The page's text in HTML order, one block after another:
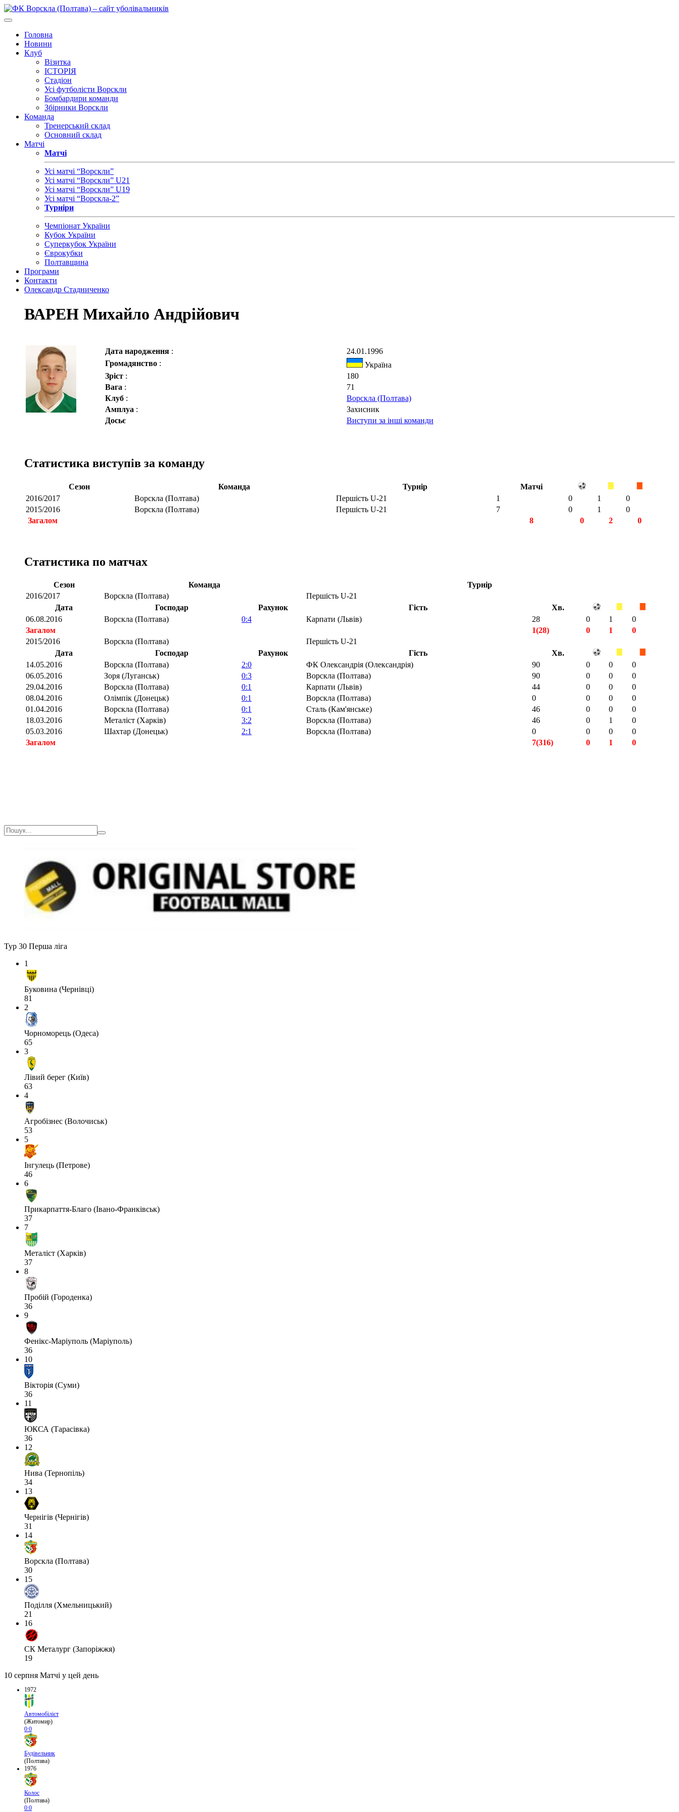
Головна
Новини
Клуб
Візитка
ІСТОРІЯ
Стадіон
Усі футболісти Ворскли
Бомбардири команди
Збірники Ворскли
Команда
Тренерський склад
Основний склад
Матчі
Матчі
Усі матчі “Ворскли”
Усі матчі “Ворскли” U21
Усі матчі “Ворскли” U19
Усі матчі “Ворскла-2”
Турніри
Чемпіонат України
Кубок України
Суперкубок України
Єврокубки
Полтавщина
Програми
Контакти
Олександр Стадниченко
ВАРЕН Михайло Андрійович
Дата народження :
24.01.1996
Громадянство :
Україна
Зріст :
180
Вага :
71
Клуб :
Ворскла (Полтава)
Амплуа :
Захисник
Досьє
Виступи за інші команди
Статистика виступів за команду
Сезон Команда Турнір
Матчі
2016/2017
Ворскла (Полтава) Першість U-21 1 0 1
0
2015/2016
Ворскла (Полтава) Першість U-21 7 0 1
0
Загалом
8 0 2 0
Статистика по матчах
Сезон Команда
Турнір
2016/2017
Ворскла (Полтава)
Першість U-21
Дата
Господар Рахунок Гість
Хв.
06.08.2016
Ворскла (Полтава) 0:4 Карпати (Львів) 28 0 1
0
Загалом
1(28) 0 1
0
2015/2016
Ворскла (Полтава)
Першість U-21
Дата
Господар Рахунок Гість
Хв.
14.05.2016
Ворскла (Полтава) 2:0 ФК Олександрія (Олександрія) 90 0 0
0
06.05.2016
Зоря (Луганськ) 0:3 Ворскла (Полтава) 90 0 0
0
29.04.2016
Ворскла (Полтава) 0:1 Карпати (Львів) 44 0 0
0
08.04.2016
Олімпік (Донецьк) 0:1 Ворскла (Полтава) 0 0 0
0
01.04.2016
Ворскла (Полтава) 0:1 Сталь (Кам'янське) 46 0 0
0
18.03.2016
Металіст (Харків) 3:2 Ворскла (Полтава) 46 0 1
0
05.03.2016
Шахтар (Донецьк) 2:1 Ворскла (Полтава) 0 0 0
0
Загалом
7(316) 0 1
0
Тур 30 Перша ліга
1
Буковина (Чернівці)
81
2
Чорноморець (Одеса)
65
3
Лівий берег (Київ)
63
4
Агробізнес (Волочиськ)
53
5
Інгулець (Петрове)
46
6
Прикарпаття-Благо (Івано-Франківськ)
37
7
Металіст (Харків)
37
8
Пробій (Городенка)
36
9
Фенікс-Маріуполь (Маріуполь)
36
10
Вікторія (Суми)
36
11
ЮКСА (Тарасівка)
36
12
Нива (Тернопіль)
34
13
Чернігів (Чернігів)
31
14
Ворскла (Полтава)
30
15
Поділля (Хмельницький)
21
16
СК Металург (Запоріжжя)
19
10 серпня Матчі у цей день
1972
Автомобіліст
(Житомир)
0:0
Будівельник
(Полтава)
1976
Колос
(Полтава)
0:0